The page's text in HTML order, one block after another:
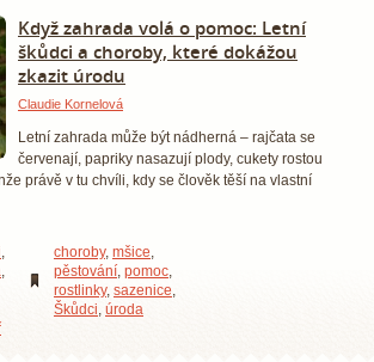
Když zahrada volá o pomoc: Letní
škůdci a choroby, které dokážou
zkazit úrodu
Claudie Kornelová
Letní zahrada může být nádherná – rajčata se
červenají, papriky nasazují plody, cukety rostou
právě v tu chvíli, kdy se člověk těší na vlastní
,
,
choroby, mšice,
pěstování, pomoc,
rostlinky, sazenice,
Škůdci, úroda